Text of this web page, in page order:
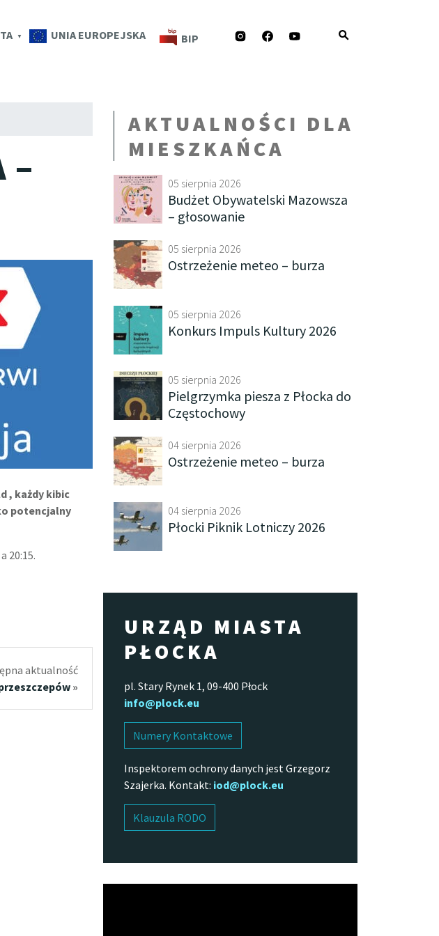
UNIA EUROPEJSKA BIP YOUTUBE
FACEBOOK
INSTAGRAM
–
, każdy kibic
potencjalny
20:15.
aktualność
»
AKTUALNOŚCI DLA
MIESZKAŃCA
05 sierpnia 2026
Budżet Obywatelski Mazowsza
– głosowanie
05 sierpnia 2026
Ostrzeżenie meteo – burza
05 sierpnia 2026
Konkurs Impuls Kultury 2026
05 sierpnia 2026
Pielgrzymka piesza z Płocka do
Częstochowy
04 sierpnia 2026
Ostrzeżenie meteo – burza
04 sierpnia 2026
Płocki Piknik Lotniczy 2026
URZĄD MIASTA
PŁOCKA
pl. Stary Rynek 1, 09-400 Płock
info@plock.eu
Numery Kontaktowe
Inspektorem ochrony danych jest Grzegorz
Szajerka. Kontakt: iod@plock.eu
Klauzula RODO